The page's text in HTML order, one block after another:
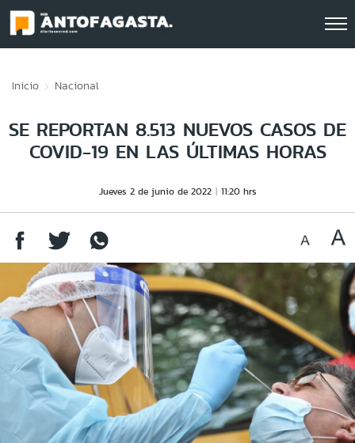
Inicio Nacional
SE REPORTAN 8.513 NUEVOS CASOS DE
COVID-19 EN LAS ÚLTIMAS HORAS
Jueves 2 de junio de 2022 11:20 hrs